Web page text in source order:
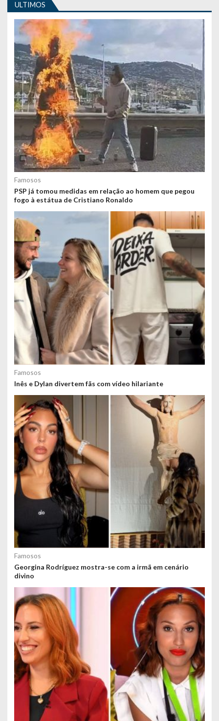
t
e
ú
d
o
s
ULTIMOS
Famosos
PSP já tomou medidas em relação ao homem que pegou
fogo à estátua de Cristiano Ronaldo
Famosos
Inês e Dylan divertem fãs com vídeo hilariante
Famosos
Georgina Rodríguez mostra-se com a irmã em cenário
divino